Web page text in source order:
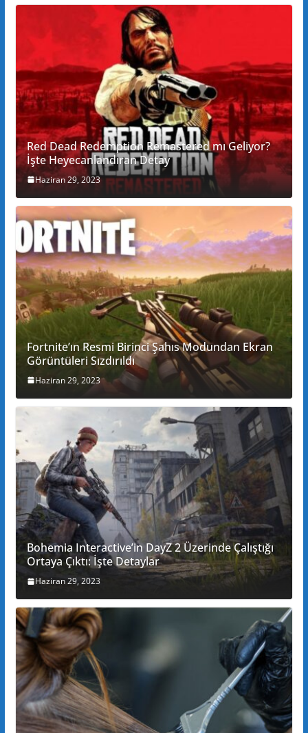
Red Dead Redemption Remastered mı Geliyor?
İşte Heyecanlandıran Detay
Haziran 29, 2023
Fortnite’ın Resmi Birinci Şahıs Modundan Ekran
Görüntüleri Sızdırıldı
Haziran 29, 2023
Bohemia Interactive’in DayZ 2 Üzerinde Çalıştığı
Ortaya Çıktı: İşte Detaylar
Haziran 29, 2023